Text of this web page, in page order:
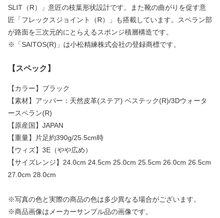
SLIT（R）」意匠の枝葉形状設計です。また靴の曲がりを促す意
匠「フレックスジョイント（R）」も搭載しています。スペラン部
が路面を三次元的にとらえるスポンジ積層構造です。
※「SAITOS(R)」は小松精練株式会社の登録商標です。
【スペック】
【カラー】ブラック
【素材】アッパー：天然皮革(ステア) ベステック(R)/3Dウォータ
ースペラン(R)
【原産国】JAPAN
【重量】片足約390g/25.5cm時
【ウィズ】3E（やや広め）
【サイズレンジ】24.0cm 24.5cm 25.0cm 25.5cm 26.0cm 26.5cm
27.0cm 28.0cm
※写真の色と実際の商品の色は多少異なる場合がございます。
※商品画像はメーカーサンプル品の画像です。